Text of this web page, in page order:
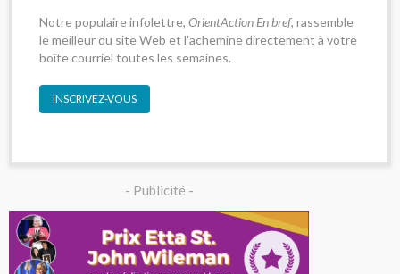
Notre populaire infolettre, OrientAction En bref, rassemble
le meilleur du site Web et l'achemine directement à votre
boîte courriel toutes les semaines.
INSCRIVEZ-VOUS
- Publicité -